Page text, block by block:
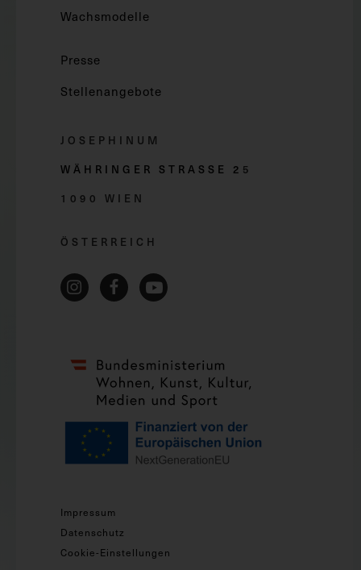
Wachsmodelle
Presse
Stellenangebote
JOSEPHINUM
WÄHRINGER STRASSE 2 5
1090 WIEN
ÖSTERREICH
Impressum
Datenschutz
Cookie-Einstellungen